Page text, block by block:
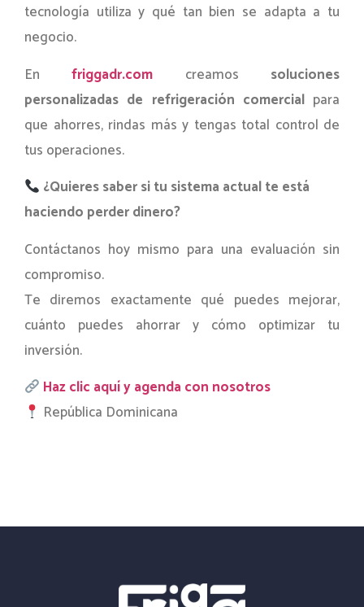
tecnología utiliza y qué tan bien se adapta a tu
negocio.
Enfriggadr.com creamos soluciones
personalizadas de refrigeración comercialpara
que ahorres, rindas más y tengas total control de
tus operaciones.
¿Quieres saber si tu sistema actual te está
haciendo perder dinero?
Contáctanos hoy mismo para una evaluación sin
compromiso.
Te diremos exactamente qué puedes mejorar,
cuánto puedes ahorrar y cómo optimizar tu
inversión.
Haz clic aquí y agenda con nosotros
República Dominicana